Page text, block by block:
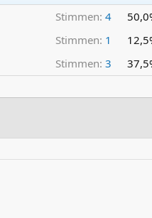
Stimmen: 4
Stimmen: 1
Stimmen: 3